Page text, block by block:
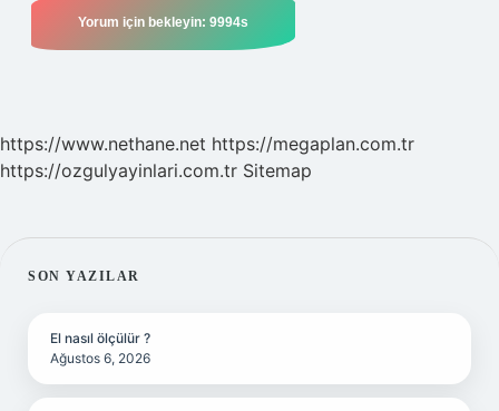
https://www.nethane.net https://megaplan.com.tr
https://ozgulyayinlari.com.tr Sitemap
SIDEBAR
SON YAZILAR
El nasıl ölçülür ?
Ağustos 6, 2026